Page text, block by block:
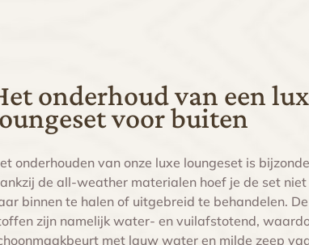
onderhoud van een
voor buiten
onderhouden van onze luxe loungeset is
de all-weather materialen hoef je de set
binnen te halen of uitgebreid te behandelen.
zijn namelijk water- en vuilafstotend,
met lauw water en milde zeep